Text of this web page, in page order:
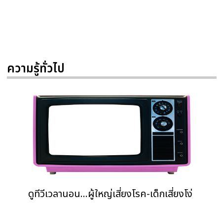
ความรู้ทั่วไป
ดูทีวีเวลานอน...ผู้ใหญ่เสี่ยงโรค-เด็กเสี่ยงโง่